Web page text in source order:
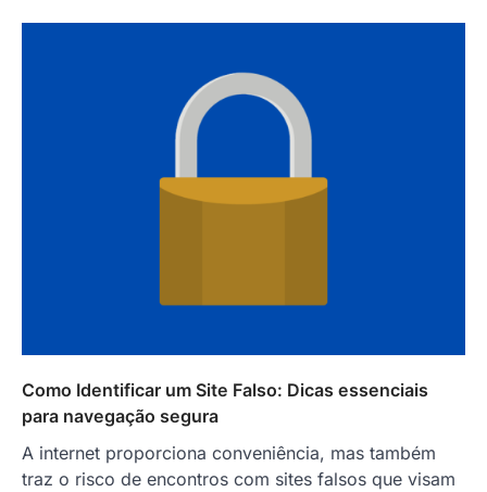
Como Identificar um Site Falso: Dicas essenciais
para navegação segura
A internet proporciona conveniência, mas também
traz o risco de encontros com sites falsos que visam